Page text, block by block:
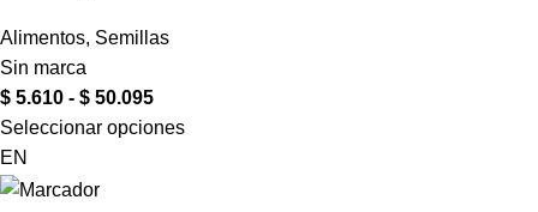
Alimentos, Semillas
Sin marca
$ 5.610 - $ 50.095
Seleccionar opciones
EN